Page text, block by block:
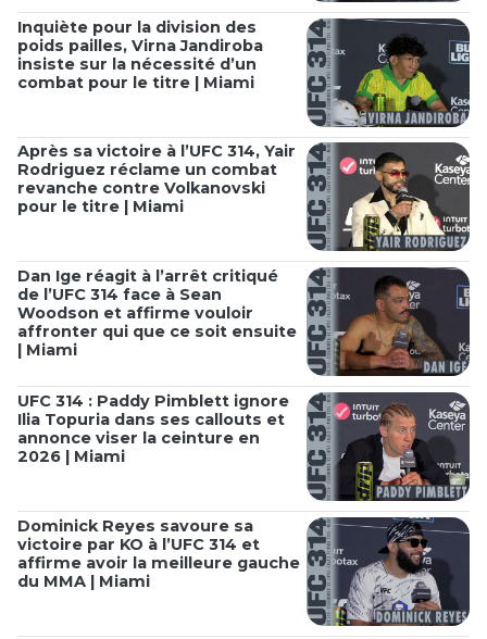
Inquiète pour la division des
poids pailles, Virna Jandiroba
insiste sur la nécessité d’un
combat pour le titre | Miami
Après sa victoire à l’UFC 314, Yair
Rodriguez réclame un combat
revanche contre Volkanovski
pour le titre | Miami
Dan Ige réagit à l’arrêt critiqué
de l’UFC 314 face à Sean
Woodson et affirme vouloir
affronter qui que ce soit ensuite
| Miami
UFC 314 : Paddy Pimblett ignore
Ilia Topuria dans ses callouts et
annonce viser la ceinture en
2026 | Miami
Dominick Reyes savoure sa
victoire par KO à l’UFC 314 et
affirme avoir la meilleure gauche
du MMA | Miami